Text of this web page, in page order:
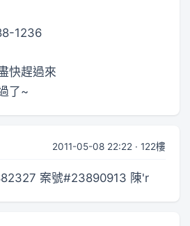
1236
快趕過來
了~
2011-05-08 22:22 · 122樓
案號#23890913 陳'r